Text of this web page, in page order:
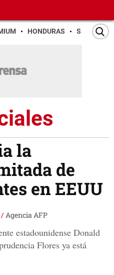
HONDURAS SAN PEDRO
la
de
en EEUU
/Agencia AFP
estadounidense Donald
Flores ya está